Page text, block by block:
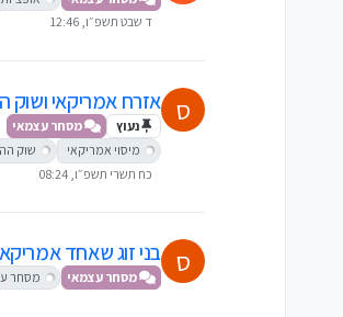
ד שבט תשפ״ו, 12:46
ס אזרח אמריקאי
נעוץ
מסחר עצמאי
מיסוי אמריקאי
שוק
כח תשרי תשפ״ו, 08:24
ס בני זוג שאחד
מסחר עצמאי מסחר